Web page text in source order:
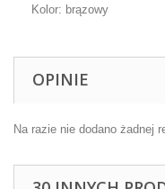
Kolor: brązowy
OPINIE
Na razie nie dodano żadnej